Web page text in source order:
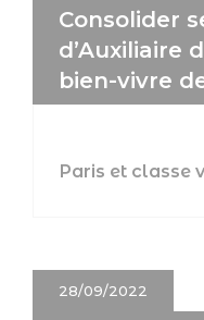
Consolider
d’Auxiliaire
bien-vivre
Paris et classe
28/09/2022